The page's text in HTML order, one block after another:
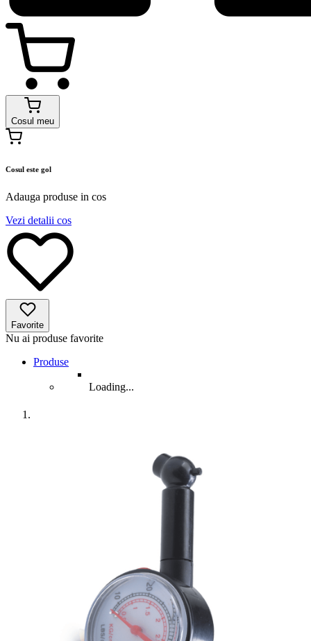
Cosul meu
Cosul este gol
Adauga produse in cos
Vezi detalii cos
Favorite
Nu ai produse favorite
Produse
Loading...